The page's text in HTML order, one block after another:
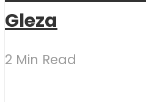
Gleza
2 Min Read